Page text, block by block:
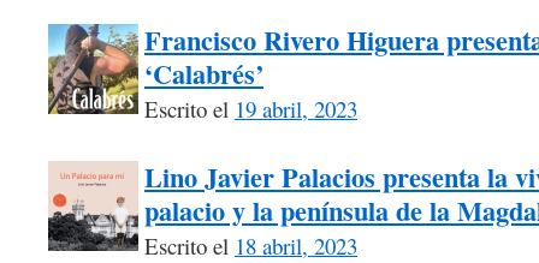
Francisco Rivero Higuera
‘Calabrés’
Escrito el 19 abril, 2023
Lino Javier Palacios presenta la
palacio y la península de la
Escrito el 18 abril, 2023